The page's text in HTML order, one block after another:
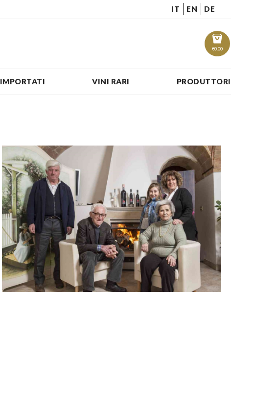
IT EN DE
€0.00
VINI RARI PRODUTTORI